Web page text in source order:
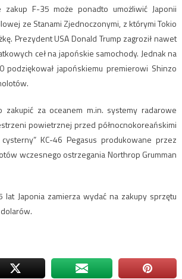
zakup F-35 może ponadto umożliwić Japonii
ze Stanami Zjednoczonymi, z którymi Tokio
Prezydent USA Donald Trump zagroził nawet
ceł na japońskie samochody. Jednak na
podziękował japońskiemu premierowi Shinzo
zakupić za oceanem m.in. systemy radarowe
powietrznej przed północnokoreańskimi
KC-46 Pegasus produkowane przez
wczesnego ostrzegania Northrop Grumman
lat Japonia zamierza wydać na zakupy sprzętu